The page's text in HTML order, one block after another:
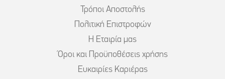
Τρόποι Αποστολής
Πολιτική Επιστροφών
Η Εταιρία μας
Όροι και Προϋποθέσεις χρήσης
Ευκαιρίες Καριέρας